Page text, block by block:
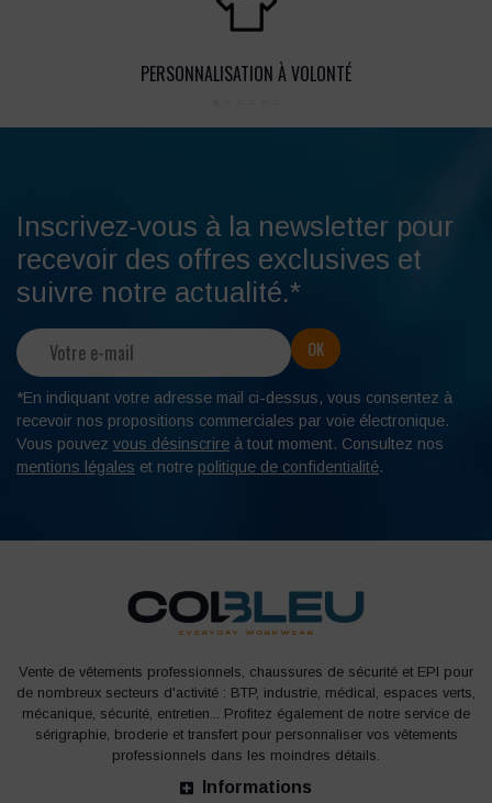
PERSONNALISATION À VOLONTÉ
Inscrivez-vous à la newsletter pour
recevoir des offres exclusives et
suivre notre actualité.*
*En indiquant votre adresse mail ci-dessus, vous consentez à
recevoir nos propositions commerciales par voie électronique.
Vous pouvez vous désinscrire à tout moment. Consultez nos
mentions légales et notre politique de confidentialité.
Vente de vêtements professionnels, chaussures de sécurité et EPI pour
de nombreux secteurs d'activité : BTP, industrie, médical, espaces verts,
mécanique, sécurité, entretien... Profitez également de notre service de
sérigraphie, broderie et transfert pour personnaliser vos vêtements
professionnels dans les moindres détails.
Informations